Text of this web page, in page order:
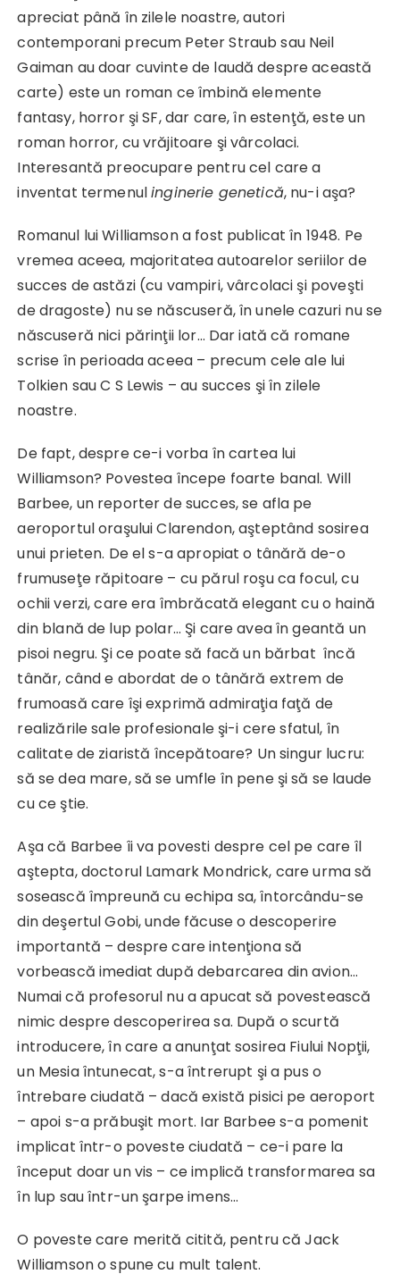
apreciat până în zilele noastre, autori
contemporani precum Peter Straub sau Neil
Gaiman au doar cuvinte de laudă despre această
carte) este un roman ce îmbină elemente
fantasy, horror şi SF, dar care, în estenţă, este un
roman horror, cu vrăjitoare şi vârcolaci.
Interesantă preocupare pentru cel care a
inventat termenulinginerie genetică, nu-i aşa?
Romanul lui Williamson a fost publicat în 1948. Pe
vremea aceea, majoritatea autoarelor seriilor de
succes de astăzi (cu vampiri, vârcolaci şi poveşti
de dragoste) nu se născuseră, în unele cazuri nu se
născuseră nici părinţii lor… Dar iată că romane
scrise în perioada aceea – precum cele ale lui
Tolkien sau C S Lewis – au succes şi în zilele
noastre.
De fapt, despre ce-i vorba în cartea lui
Williamson? Povestea începe foarte banal. Will
Barbee, un reporter de succes, se afla pe
aeroportul oraşului Clarendon, aşteptând sosirea
unui prieten. De el s-a apropiat o tânără de-o
frumuseţe răpitoare – cu părul roşu ca focul, cu
ochii verzi, care era îmbrăcată elegant cu o haină
din blană de lup polar… Şi care avea în geantă un
pisoi negru. Şi ce poate să facă un bărbat încă
tânăr, când e abordat de o tânără extrem de
frumoasă care îşi exprimă admiraţia faţă de
realizările sale profesionale şi-i cere sfatul, în
calitate de ziaristă începătoare? Un singur lucru:
să se dea mare, să se umfle în pene şi să se laude
cu ce ştie.
Aşa că Barbee îi va povesti despre cel pe care îl
aştepta, doctorul Lamark Mondrick, care urma să
sosească împreună cu echipa sa, întorcându-se
din deşertul Gobi, unde făcuse o descoperire
importantă – despre care intenţiona să
vorbească imediat după debarcarea din avion…
Numai că profesorul nu a apucat să povestească
nimic despre descoperirea sa. După o scurtă
introducere, în care a anunţat sosirea Fiului Nopţii,
un Mesia întunecat, s-a întrerupt şi a pus o
întrebare ciudată – dacă există pisici pe aeroport
– apoi s-a prăbuşit mort. Iar Barbee s-a pomenit
implicat într-o poveste ciudată – ce-i pare la
început doar un vis – ce implică transformarea sa
în lup sau într-un şarpe imens…
O poveste care merită citită, pentru că Jack
Williamson o spune cu mult talent.